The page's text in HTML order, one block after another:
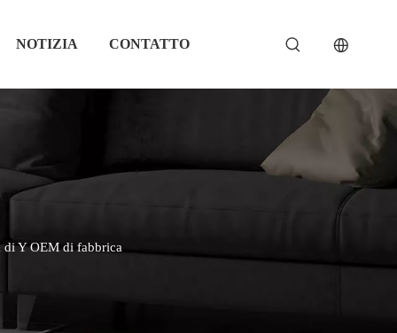
NOTIZIA CONTATTO
Y OEM di fabbrica